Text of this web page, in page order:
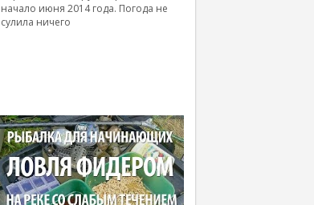
начало июня 2014 года. Погода не
сулила ничего